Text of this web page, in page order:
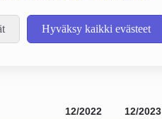
Hyväksy kaikki evästeet
12/2022 12/2023